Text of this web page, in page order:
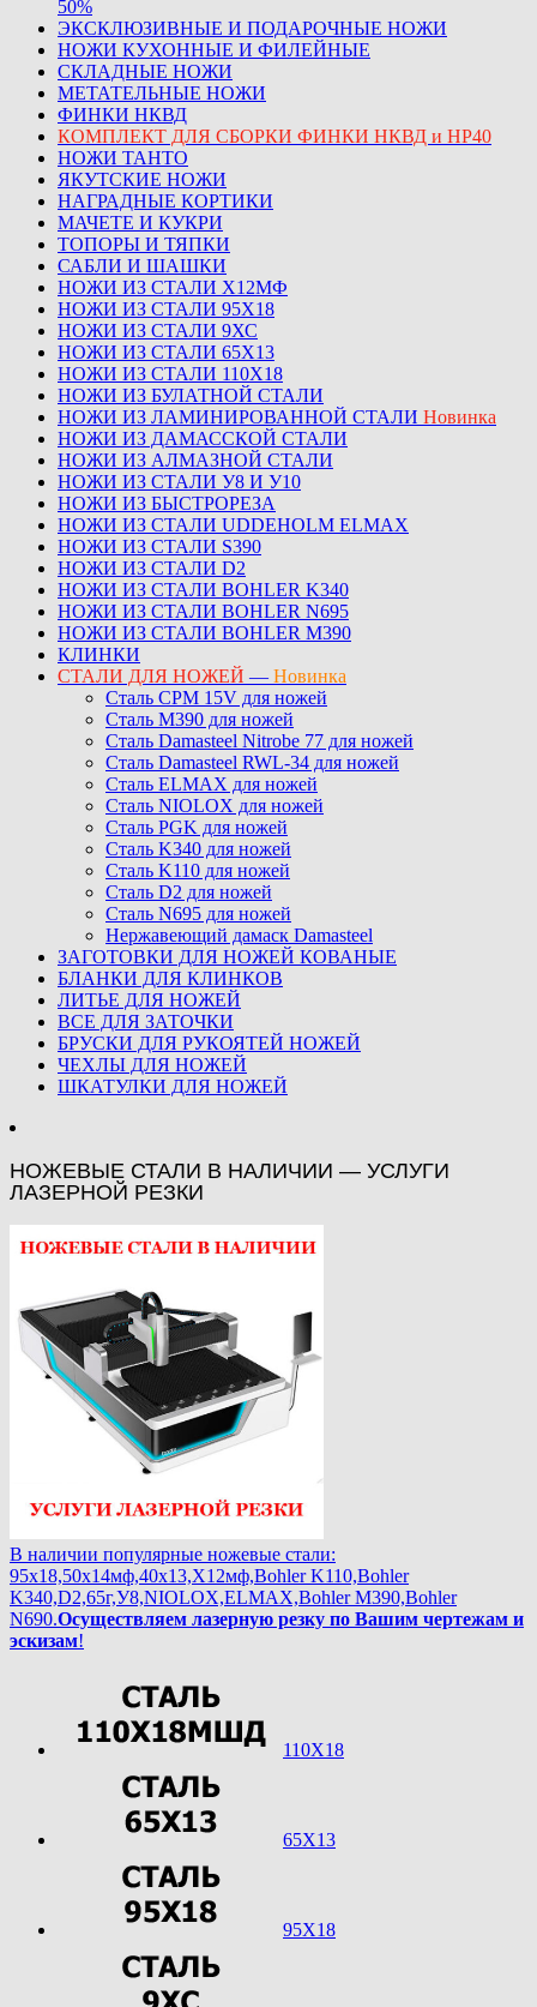
50%
ЭКСКЛЮЗИВНЫЕ И ПОДАРОЧНЫЕ НОЖИ
НОЖИ КУХОННЫЕ И ФИЛЕЙНЫЕ
СКЛАДНЫЕ НОЖИ
МЕТАТЕЛЬНЫЕ НОЖИ
ФИНКИ НКВД
КОМПЛЕКТ ДЛЯ СБОРКИ ФИНКИ НКВД и НР40
НОЖИ ТАНТО
ЯКУТСКИЕ НОЖИ
НАГРАДНЫЕ КОРТИКИ
МАЧЕТЕ И КУКРИ
ТОПОРЫ И ТЯПКИ
САБЛИ И ШАШКИ
НОЖИ ИЗ СТАЛИ Х12МФ
НОЖИ ИЗ СТАЛИ 95Х18
НОЖИ ИЗ СТАЛИ 9ХС
НОЖИ ИЗ СТАЛИ 65Х13
НОЖИ ИЗ СТАЛИ 110Х18
НОЖИ ИЗ БУЛАТНОЙ СТАЛИ
НОЖИ ИЗ ЛАМИНИРОВАННОЙ СТАЛИ Новинка
НОЖИ ИЗ ДАМАССКОЙ СТАЛИ
НОЖИ ИЗ АЛМАЗНОЙ СТАЛИ
НОЖИ ИЗ СТАЛИ У8 И У10
НОЖИ ИЗ БЫСТРОРЕЗА
НОЖИ ИЗ СТАЛИ UDDEHOLM ELMAX
НОЖИ ИЗ СТАЛИ S390
НОЖИ ИЗ СТАЛИ D2
НОЖИ ИЗ СТАЛИ BOHLER K340
НОЖИ ИЗ СТАЛИ BOHLER N695
НОЖИ ИЗ СТАЛИ BOHLER M390
КЛИНКИ
СТАЛИ ДЛЯ НОЖЕЙ — Новинка
Сталь CPM 15V для ножей
Сталь M390 для ножей
Сталь Damasteel Nitrobe 77 для ножей
Сталь Damasteel RWL-34 для ножей
Сталь ELMAX для ножей
Сталь NIOLOX для ножей
Сталь PGK для ножей
Сталь K340 для ножей
Сталь K110 для ножей
Сталь D2 для ножей
Сталь N695 для ножей
Нержавеющий дамаск Damasteel
ЗАГОТОВКИ ДЛЯ НОЖЕЙ КОВАНЫЕ
БЛАНКИ ДЛЯ КЛИНКОВ
ЛИТЬЕ ДЛЯ НОЖЕЙ
ВСЕ ДЛЯ ЗАТОЧКИ
БРУСКИ ДЛЯ РУКОЯТЕЙ НОЖЕЙ
ЧЕХЛЫ ДЛЯ НОЖЕЙ
ШКАТУЛКИ ДЛЯ НОЖЕЙ
НОЖЕВЫЕ СТАЛИ В НАЛИЧИИ — УСЛУГИ
ЛАЗЕРНОЙ РЕЗКИ
В наличии популярные ножевые стали:
95х18,50х14мф,40х13,Х12мф,Bohler K110,Bohler
K340,D2,65г,У8,NIOLOX,ELMAX,Bohler М390,Bohler
N690.Осуществляем лазерную резку по Вашим чертежам и
эскизам!
110Х18
65Х13
95Х18